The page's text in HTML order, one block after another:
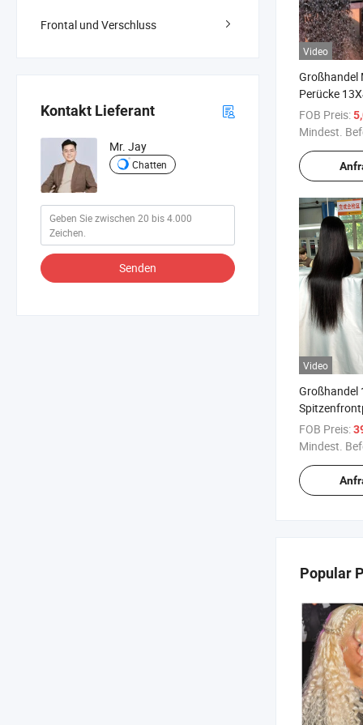
Video
Großhandel
Perücke
FOB Preis:
Mindest.
Video
Großhandel
FOB Preis:
Mindest.
Popular
Frontal und Verschluss
Kontakt Lieferant
Mr. Jay
Chatten
Senden